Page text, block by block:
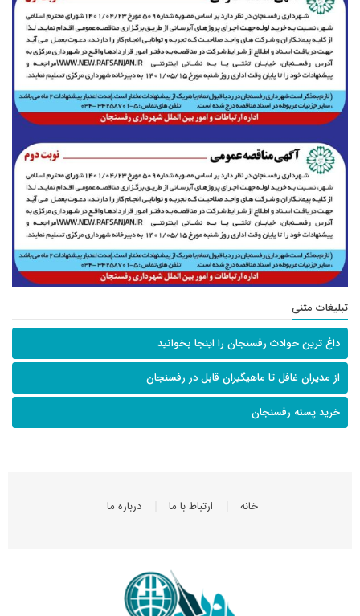
تبلیغات متنی
داغ ترین حوادث رفسنجان را اینجا بخوانید
از مدیران غافل تا ماهیگیران قابل در رفسنجان
خرید پسته رفسنجان
خانه ارتباط با ما درباره ما